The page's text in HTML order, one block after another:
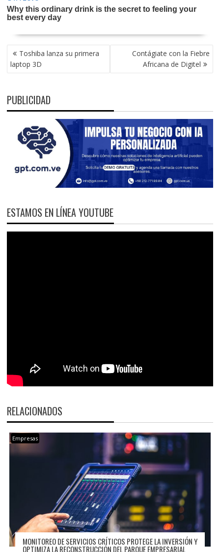
NAVEGACIÓN
DE
ENTRADAS
Toshiba lanza su primera
laptop 3D
Contágiate con la Fiebre
Africana de Digitel
PUBLICIDAD
ESTAMOS EN LÍNEA YOUTUBE
RELACIONADOS
Empresas
MONITOREO DE SERVICIOS CRÍTICOS PROTEGE LA INVERSIÓN Y
OPTIMIZA LA RECONSTRUCCIÓN DEL PARQUE EMPRESARIAL